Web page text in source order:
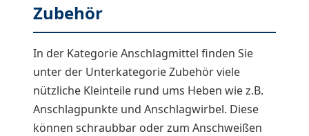
Zubehör
In der Kategorie Anschlagmittel finden Sie
unter der Unterkategorie Zubehör viele
nützliche Kleinteile rund ums Heben wie z.B.
Anschlagpunkte und Anschlagwirbel. Diese
können schraubbar oder zum Anschweißen